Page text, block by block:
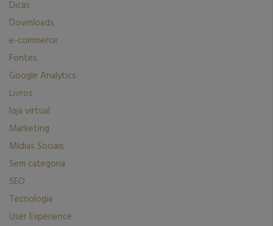
Dicas
Downloads
e-commerce
Fontes
Google Analytics
Livros
loja virtual
Marketing
Mídias Sociais
Sem categoria
SEO
Tecnologia
User Experience